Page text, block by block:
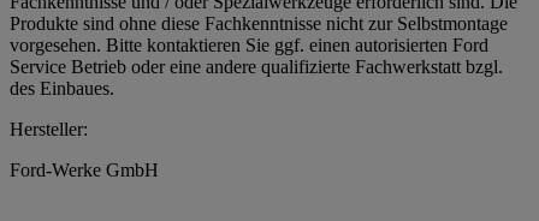
Produkte sind ohne diese Fachkenntnisse nicht zur Selbstmontage
vorgesehen. Bitte kontaktieren Sie ggf. einen autorisierten Ford
Service Betrieb oder eine andere qualifizierte Fachwerkstatt bzgl.
des Einbaues.
Hersteller:
Ford-Werke GmbH